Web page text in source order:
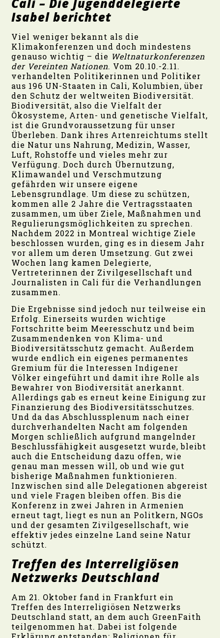
Isabel berichtet
Viel weniger bekannt als die
Klimakonferenzen und doch mindestens
genauso wichtig – die Weltnaturkonferenzen
der Vereinten Nationen. Vom 20.10.-2.11.
verhandelten Politikerinnen und Politiker
aus 196 UN-Staaten in Cali, Kolumbien, über
den Schutz der weltweiten Biodiversität.
Biodiversität, also die Vielfalt der
Ökosysteme, Arten- und genetische Vielfalt,
ist die Grundvoraussetzung für unser
Überleben. Dank ihres Artenreichtums stellt
die Natur uns Nahrung, Medizin, Wasser,
Luft, Rohstoffe und vieles mehr zur
Verfügung. Doch durch Übernutzung,
Klimawandel und Verschmutzung
gefährden wir unsere eigene
Lebensgrundlage. Um diese zu schützen,
kommen alle 2 Jahre die Vertragsstaaten
zusammen, um über Ziele, Maßnahmen und
Regulierungsmöglichkeiten zu sprechen.
Nachdem 2022 in Montreal wichtige Ziele
beschlossen wurden, ging es in diesem Jahr
vor allem um deren Umsetzung. Gut zwei
Wochen lang kamen Delegierte,
Vertreterinnen der Zivilgesellschaft und
Journalisten in Cali für die Verhandlungen
zusammen.
Die Ergebnisse sind jedoch nur teilweise ein
Erfolg. Einerseits wurden wichtige
Fortschritte beim Meeresschutz und beim
Zusammendenken von Klima- und
Biodiversitätsschutz gemacht. Außerdem
wurde endlich ein eigenes permanentes
Gremium für die Interessen Indigener
Völker eingeführt und damit ihre Rolle als
Bewahrer von Biodiversität anerkannt.
Allerdings gab es erneut keine Einigung zur
Finanzierung des Biodiversitätsschutzes.
Und da das Abschlussplenum nach einer
durchverhandelten Nacht am folgenden
Morgen schließlich aufgrund mangelnder
Beschlussfähigkeit ausgesetzt wurde, bleibt
auch die Entscheidung dazu offen, wie
genau man messen will, ob und wie gut
bisherige Maßnahmen funktionieren.
Inzwischen sind alle Delegationen abgereist
und viele Fragen bleiben offen. Bis die
Konferenz in zwei Jahren in Armenien
erneut tagt, liegt es nun an Politkern, NGOs
und der gesamten Zivilgesellschaft, wie
effektiv jedes einzelne Land seine Natur
schützt.
Treffen des Interreligiösen
Netzwerks Deutschland
Am 21. Oktober fand in Frankfurt ein
Treffen des Interreligiösen Netzwerks
Deutschland statt, an dem auch GreenFaith
teilgenommen hat. Dabei ist folgende